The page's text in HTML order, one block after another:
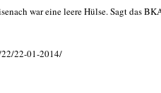
war eine leere Hülse. Sagt das
22-01-2014/